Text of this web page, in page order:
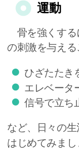
運動
骨を強くする
の刺激を与える
ひざたたき
エレベータ
信号で立ち
など、日々の
はじめてみまし